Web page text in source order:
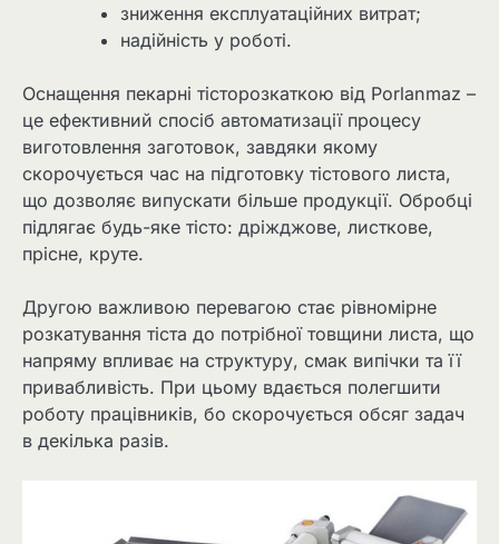
зниження експлуатаційних витрат;
надійність у роботі.
Оснащення пекарні тісторозкаткою від Porlanmaz –
це ефективний спосіб автоматизації процесу
виготовлення заготовок, завдяки якому
скорочується час на підготовку тістового листа,
що дозволяє випускати більше продукції. Обробці
підлягає будь-яке тісто: дріжджове, листкове,
прісне, круте.
Другою важливою перевагою стає рівномірне
розкатування тіста до потрібної товщини листа, що
напряму впливає на структуру, смак випічки та її
привабливість. При цьому вдається полегшити
роботу працівників, бо скорочується обсяг задач
в декілька разів.